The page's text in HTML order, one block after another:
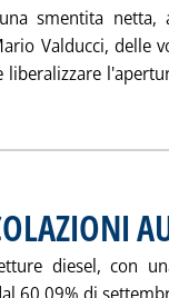
smentita netta,
Valducci, delle
diesel, con